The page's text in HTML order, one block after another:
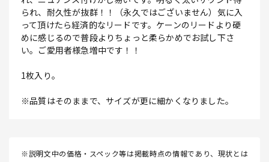
られ、耐久性が抜群！！（永久ではございません）気に入
って頂けたら経済的なリードです。ケーンのリードより硬
めに感じるので普段よりちょっと柔らかめでお試し下さ
い。ご愛用者様急増中です！！
1枚入り。
※品質はそのままで、サイズが更に細かくなりました。
※説明文中の価格・スペック等は掲載時点の情報であり、現状とは